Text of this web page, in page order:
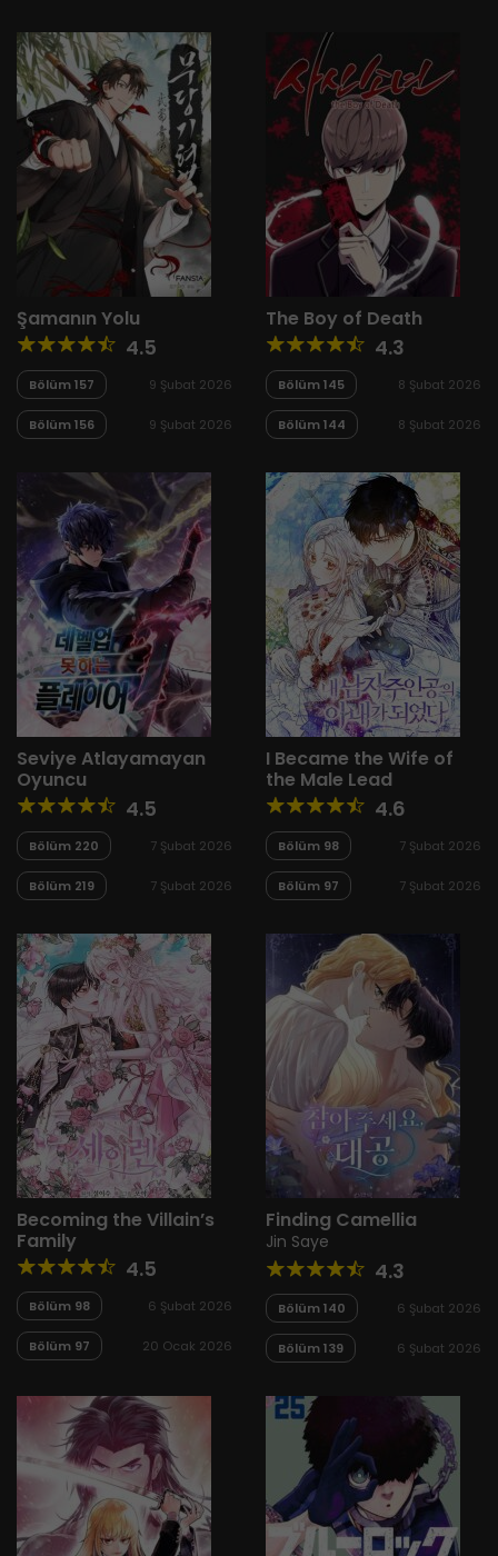
Şamanın Yolu
4.5
Bölüm 157 9 Şubat 2026
Bölüm 156 9 Şubat 2026
The Boy of Death
4.3
Bölüm 145 8 Şubat 2026
Bölüm 144 8 Şubat 2026
Seviye Atlayamayan
Oyuncu
4.5
Bölüm 220 7 Şubat 2026
Bölüm 219 7 Şubat 2026
I Became the Wife of
the Male Lead
4.6
Bölüm 98 7 Şubat 2026
Bölüm 97 7 Şubat 2026
Becoming the Villain’s
Family
4.5
Bölüm 98 6 Şubat 2026
Bölüm 97 20 Ocak 2026
Finding Camellia
Jin Saye
4.3
Bölüm 140 6 Şubat 2026
Bölüm 139 6 Şubat 2026